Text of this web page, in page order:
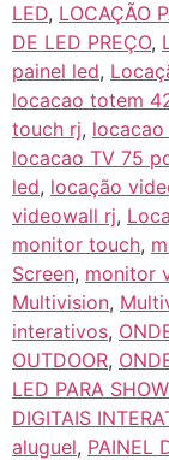
LED, LOCAÇÃO
DE LED PREÇO,
painel led,
locacao totem
touch rj,
locacao TV 75
led, locação
videowall rj,
monitor touch,
Screen, monitor
Multivision,
interativos,
OUTDOOR,
LED PARA
DIGITAIS
aluguel, PAINEL